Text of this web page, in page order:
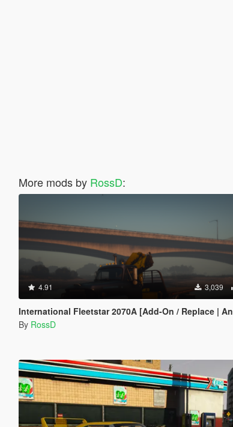
More mods by RossD:
4.91 3,039
International Fleetstar 2070A [Add-On / Replace | Animated]
By RossD